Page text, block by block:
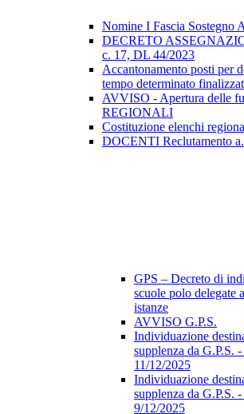
Nomine I Fascia Sostegno
DECRETO
c. 17, DL 44/2023
Accantonamento posti per
tempo determinato
AVVISO - Apertura delle
REGIONALI
Costituzione elenchi
DOCENTI Reclutamento
GPS – Decreto di
scuole polo delegate
istanze
AVVISO G.P.S.
Individuazione
supplenza da
11/12/2025
Individuazione
supplenza da G.P.S.
9/12/2025